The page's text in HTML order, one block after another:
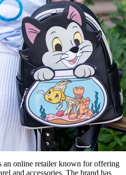
an online retailer known for offering
and accessories. The brand has